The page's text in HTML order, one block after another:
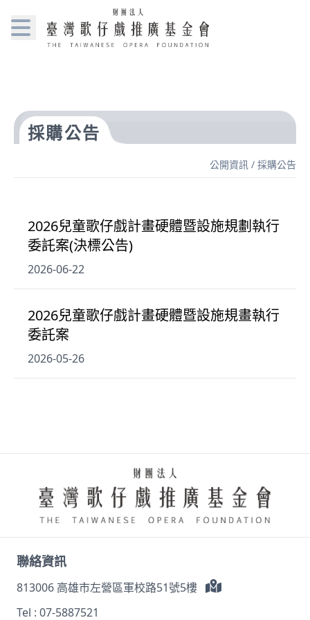
採購公告
公開資訊 / 採購公告
2026兒童歌仔戲計畫硬體暨設施規劃執行
委託案(決標公告)
2026-06-22
2026兒童歌仔戲計畫硬體暨設施規畫執行
委託案
2026-05-26
聯絡資訊
813006 高雄市左營區軍校路51號5樓
Tel : 07-5887521